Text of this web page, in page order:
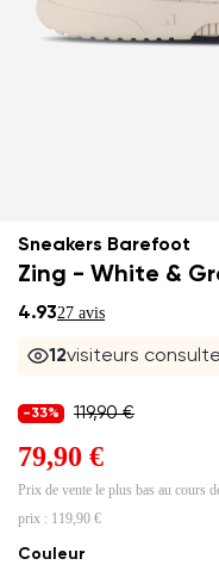
Sneakers Barefoot
Zing - White &
4.9327 avis
12visiteurs
Couleur
-33% 119,90 €
79,90 €
Prix de vente le plus bas au cours
prix : 119,90 €